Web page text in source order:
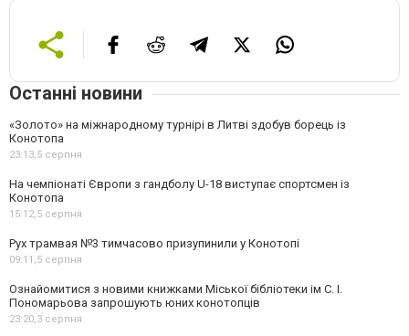
Останні новини
«Золото» на міжнародному турнірі в Литві здобув борець із
Конотопа
23:13,5 серпня
На чемпіонаті Європи з гандболу U-18 виступає спортсмен із
Конотопа
15:12,5 серпня
Рух трамвая №3 тимчасово призупинили у Конотопі
09:11,5 серпня
Ознайомитися з новими книжками Міської бібліотеки ім С. І.
Пономарьова запрошують юних конотопців
23:20,3 серпня